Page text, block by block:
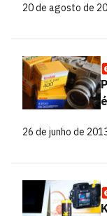
20 de agosto de
26 de junho de